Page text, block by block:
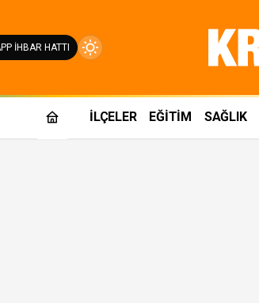
İHBAR HATTI
Mod
İLÇELER EĞİTİM SAĞLIK